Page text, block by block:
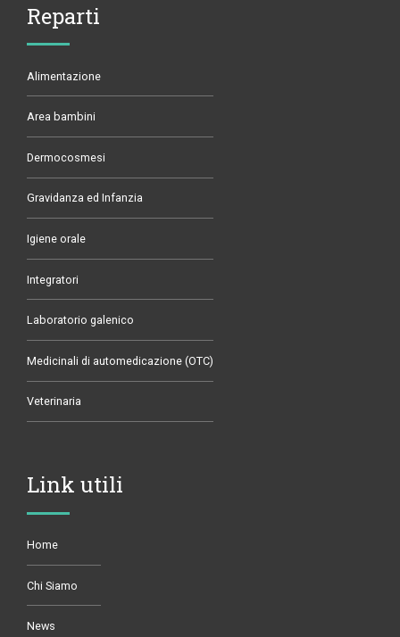
Reparti
Alimentazione
Area bambini
Dermocosmesi
Gravidanza ed Infanzia
Igiene orale
Integratori
Laboratorio galenico
Medicinali di automedicazione (OTC)
Veterinaria
Link utili
Home
Chi Siamo
News